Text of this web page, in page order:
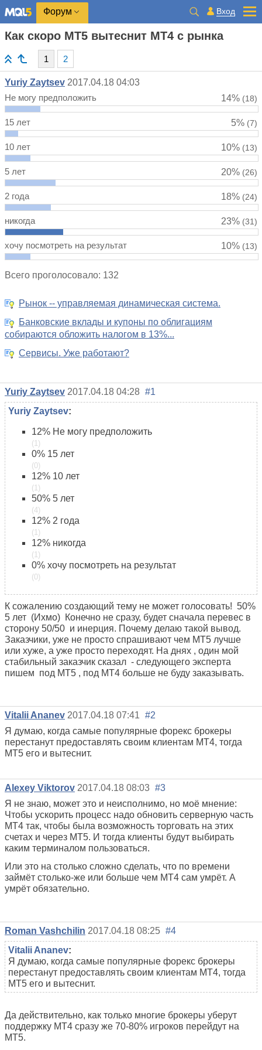
Форум Вход
Как скоро MT5 вытеснит MT4 с рынка
1 2
Yuriy Zaytsev 2017.04.18 04:03
Не могу предположить
14% (18)
15 лет 5% (7)
10 лет 10% (13)
5 лет 20% (26)
2 года 18% (24)
никогда 23% (31)
хочу посмотреть на результат 10% (13)
Всего проголосовало: 132
Рынок -- управляемая динамическая система.
Банковские вклады и купоны по облигациям
собираются обложить налогом в 13%...
Сервисы. Уже работают?
Yuriy Zaytsev 2017.04.18 04:28 #1
Yuriy Zaytsev:
12% Не могу предположить
(1)
0% 15 лет
(0)
12% 10 лет
(1)
50% 5 лет
(4)
12% 2 года
(1)
12% никогда
(1)
0% хочу посмотреть на результат
(0)
К сожалению создающий тему не может голосовать! 50%
5 лет (Ихмо) Конечно не сразу, будет сначала перевес в
сторону 50/50 и инерция. Почему делаю такой вывод.
Заказчики, уже не просто спрашивают чем MT5 лучше
или хуже, а уже просто переходят. На днях , один мой
стабильный заказчик сказал - следующего эксперта
пишем под MT5 , под MT4 больше не буду заказывать.
Vitalii Ananev 2017.04.18 07:41 #2
Я думаю, когда самые популярные форекс брокеры
перестанут предоставлять своим клиентам МТ4, тогда
МТ5 его и вытеснит.
Alexey Viktorov 2017.04.18 08:03 #3
Я не знаю, может это и неисполнимо, но моё мнение:
Чтобы ускорить процесс надо обновить серверную часть
МТ4 так, чтобы была возможность торговать на этих
счетах и через МТ5. И тогда клиенты будут выбирать
каким терминалом пользоваться.
Или это на столько сложно сделать, что по времени
займёт столько-же или больше чем МТ4 сам умрёт. А
умрёт обязательно.
Roman Vashchilin 2017.04.18 08:25 #4
Vitalii Ananev:
Я думаю, когда самые популярные форекс брокеры
перестанут предоставлять своим клиентам МТ4, тогда
МТ5 его и вытеснит.
Да действительно, как только многие брокеры уберут
поддержку МТ4 сразу же 70-80% игроков перейдут на
МТ5.